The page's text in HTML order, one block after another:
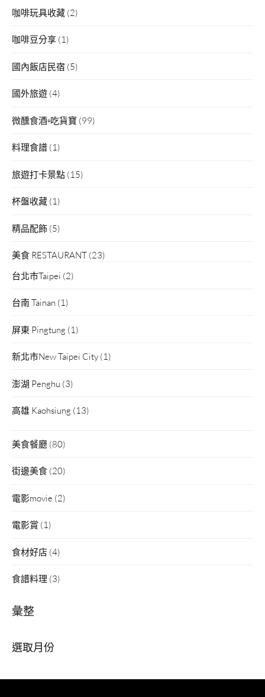
咖啡玩具收藏 (2)
咖啡豆分享 (1)
國內飯店民宿 (5)
國外旅遊 (4)
微醺食酒▫吃貨寶 (99)
料理食譜 (1)
旅遊打卡景點 (15)
杯盤收藏 (1)
精品配飾 (5)
美食 RESTAURANT (23)
台北市Taipei (2)
台南 Tainan (1)
屏東 Pingtung (1)
新北市New Taipei City (1)
澎湖 Penghu (3)
高雄 Kaohsiung (13)
美食餐廳 (80)
街邊美食 (20)
電影movie (2)
電影賞 (1)
食材好店 (4)
食譜料理 (3)
彙整
整